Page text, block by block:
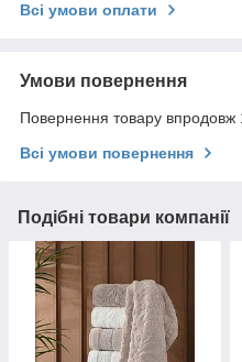
Всі умови оплати
Умови повернення
Повернення товару впродовж
Всі умови повернення
Подібні товари компанії